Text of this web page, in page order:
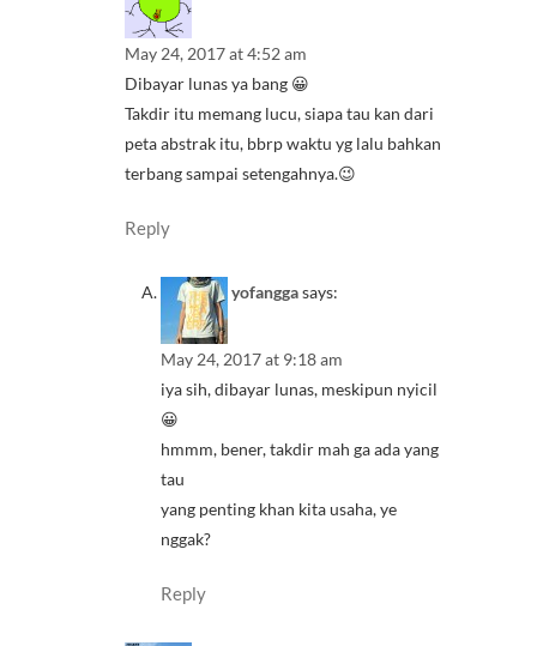
May 24, 2017 at 4:52 am
Dibayar lunas ya bang 😀
Takdir itu memang lucu, siapa tau kan dari
peta abstrak itu, bbrp waktu yg lalu bahkan
terbang sampai setengahnya.😉
Reply
yofanggasays:
May 24, 2017 at 9:18 am
iya sih, dibayar lunas, meskipun nyicil
😀
hmmm, bener, takdir mah ga ada yang
tau
yang penting khan kita usaha, ye
nggak?
Reply